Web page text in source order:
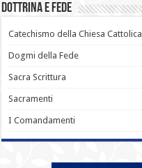
Dottrina e Fede
Catechismo della Chiesa Cattolica
Dogmi della Fede
Sacra Scrittura
Sacramenti
I Comandamenti